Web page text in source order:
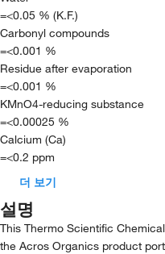
=<0.05 % (K.F.)
Carbonyl compounds
=<0.001 %
Residue after evaporation
=<0.001 %
KMnO4-reducing substance
=<0.00025 %
Calcium (Ca)
=<0.2 ppm
더 보기
설명
This Thermo Scientific
the Acros Organics product